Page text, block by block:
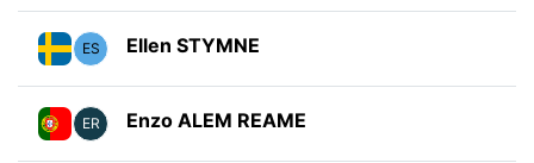
ES Ellen STYMNE
ER Enzo ALEM REAME